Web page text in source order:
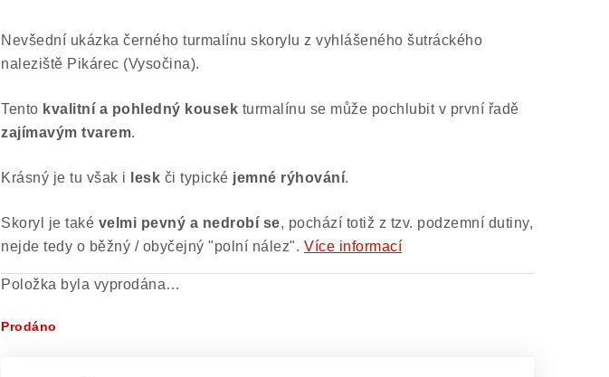
Nevšední ukázka černého turmalínu skorylu z vyhlášeného šutráckého
naleziště Pikárec (Vysočina).
Tento kvalitní a pohledný kousek turmalínu se může pochlubit v první řadě
zajímavým tvarem.
Krásný je tu však i lesk či typické jemné rýhování.
Skoryl je také velmi pevný a nedrobí se, pochází totiž z tzv. podzemní dutiny,
nejde tedy o běžný / obyčejný "polní nález". Více informací
Položka byla vyprodána…
Prodáno